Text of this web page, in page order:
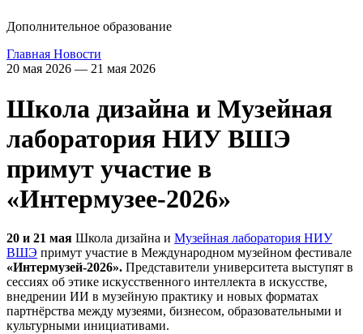
Дополнительное образование
Главная Новости
20 мая 2026 — 21 мая 2026
Школа дизайна и Музейная
лаборатория НИУ ВШЭ
примут участие в
«Интермузее-2026»
20 и 21 мая Школа дизайна и Музейная лаборатория НИУ
ВШЭ примут участие в Международном музейном фестивале
«Интермузей-2026». Представители университета выступят в
сессиях об этике искусственного интеллекта в искусстве,
внедрении ИИ в музейную практику и новых форматах
партнёрства между музеями, бизнесом, образовательными и
культурными инициативами.